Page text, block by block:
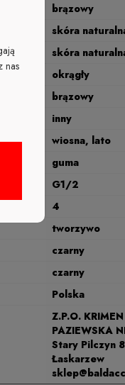
brązowy
skóra
skóra
okrągły
brązowy
inny
wiosna, lato
guma
G1/2
4
tworzywo
czarny
czarny
Polska
Z.P.O.
PAZIEWSKA
Stary Pilczyn
Łaskarzew
nas